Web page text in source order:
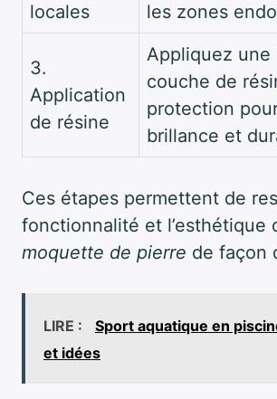
locales
les zones
3.
Application
de résine
Appliquez une
couche de
protection
brillance et
Ces étapes permettent de
fonctionnalité et l’esthétique
moquette de pierre de façon
LIRE :
Sport aquatique en
et idées